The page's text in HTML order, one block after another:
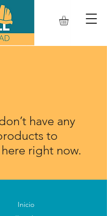
have any
to
right now.
Inicio